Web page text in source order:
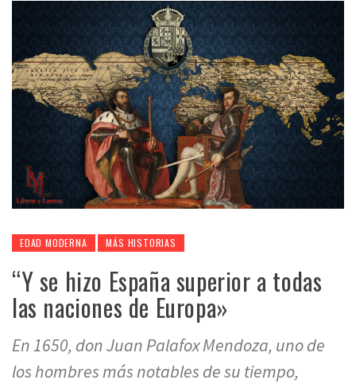
EDAD MODERNA MÁS HISTORIAS
“Y se hizo España superior a todas
las naciones de Europa»
En 1650, don Juan Palafox Mendoza, uno de
los hombres más notables de su tiempo,